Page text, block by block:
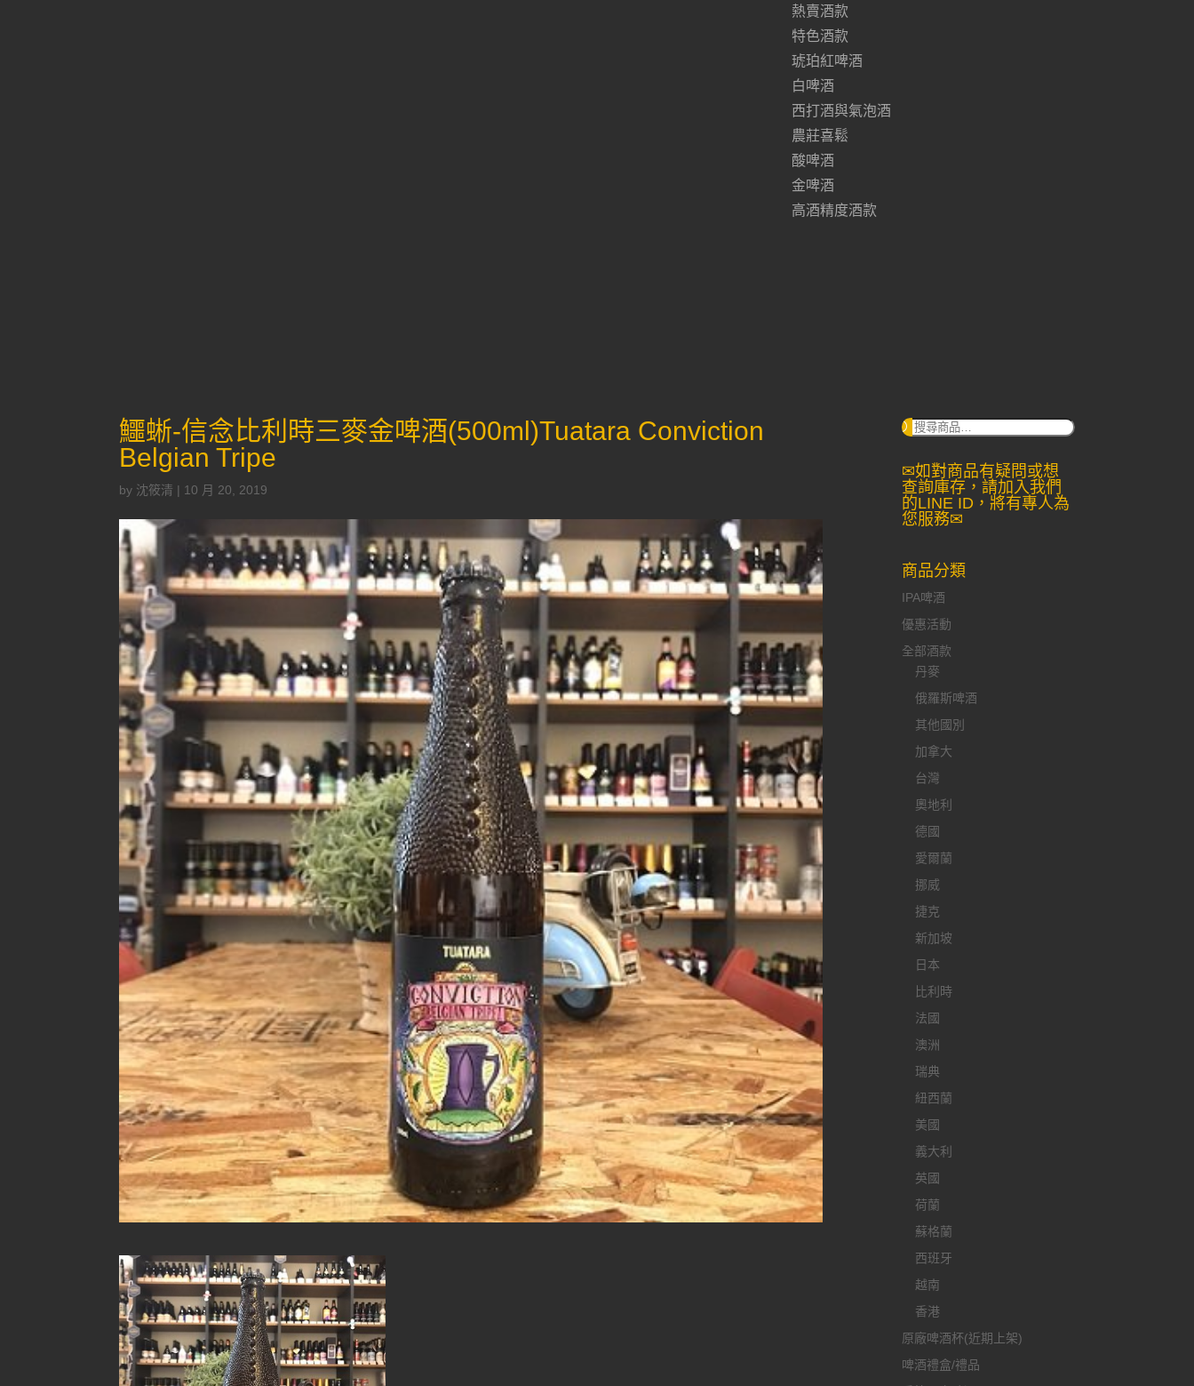
熱賣酒款
特色酒款
琥珀紅啤酒
白啤酒
西打酒與氣泡酒
農莊喜鬆
酸啤酒
金啤酒
高酒精度酒款
鱷蜥-信念比利時三麥金啤酒(500ml)Tuatara Conviction
Belgian Tripe
by 沈筱清 | 10 月 20, 2019
搜
✉如對商品有疑問或想
查詢庫存，請加入我們
的LINE ID，將有專人為
您服務✉
商品分類
IPA啤酒
優惠活動
全部酒款
丹麥
俄羅斯啤酒
其他國別
加拿大
台灣
奧地利
德國
愛爾蘭
挪威
捷克
新加坡
日本
比利時
法國
澳洲
瑞典
紐西蘭
美國
義大利
英國
荷蘭
蘇格蘭
西班牙
越南
香港
原廠啤酒杯(近期上架)
啤酒禮盒/禮品